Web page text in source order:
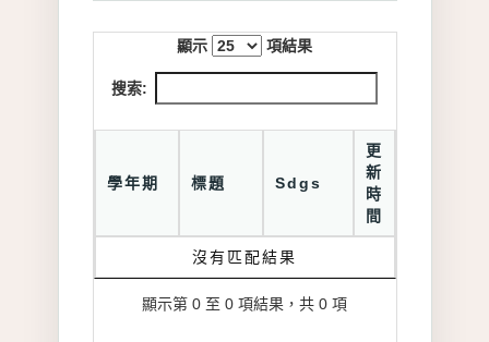
顯示 項結果
搜索:
學年期 標題 Sdgs
更
新
時
間
沒有匹配結果
顯示第 0 至 0 項結果，共 0 項